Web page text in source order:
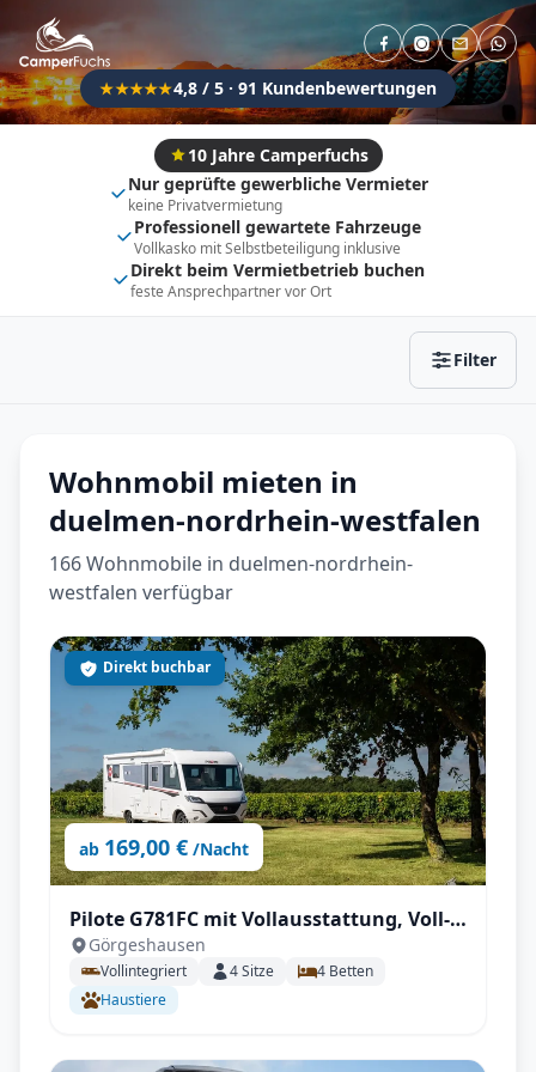
★★★★★4,8 / 5 · 91 Kundenbewertungen
10 Jahre Camperfuchs
Nur geprüfte gewerbliche Vermieter
keine Privatvermietung
Professionell gewartete Fahrzeuge
Vollkasko mit Selbstbeteiligung inklusive
Direkt beim Vermietbetrieb buchen
feste Ansprechpartner vor Ort
Filter
Flexibel (±3 Tage) Anhängerkupplung
Fahrzeugtyp
Vollintegriert Kastenwagen
Alkoven Teil-Integriert
Wohnwagen
Wohnmobil mieten in
duelmen-nordrhein-westfalen
166 Wohnmobile in duelmen-nordrhein-
westfalen verfügbar
ab 169,00 € /Nacht
Direkt buchbar
Pilote G781FC mit Vollausstattung, Voll-
Autrak, Automatik, Klima, hohe
Zuladung, AHK, TV & SAT, Luftfederung,
Backofen uvm.
Görgeshausen
Vollintegriert 4Sitze 4 Betten
Haustiere